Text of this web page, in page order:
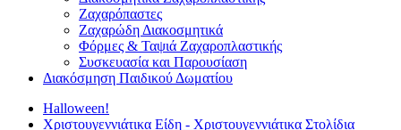
Ζαχαρόπαστες
Ζαχαρώδη Διακοσμητικά
Φόρμες & Ταψιά Ζαχαροπλαστικής
Συσκευασία και Παρουσίαση
Διακόσμηση Παιδικού Δωματίου
Halloween!
Χριστουγεννιάτικα Είδη - Χριστουγεννιάτικα Στολίδια